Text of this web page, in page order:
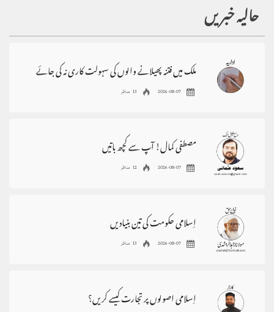
حالیہ خبریں
ملک میں فتنہ پھیلانے والوں کی سہولت کاری نہ کی جائے
2026-08-07 13 مناظر
مصطفی کمال! آپ سے کچھ باتیں
2026-08-07 12 مناظر
اِسلامی حکومت کی تین بنیادیں
2026-08-07 13 مناظر
اِسلامی اصولوں پر تجارت کیسے کریں؟